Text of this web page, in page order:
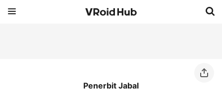
Penerbit Jabal